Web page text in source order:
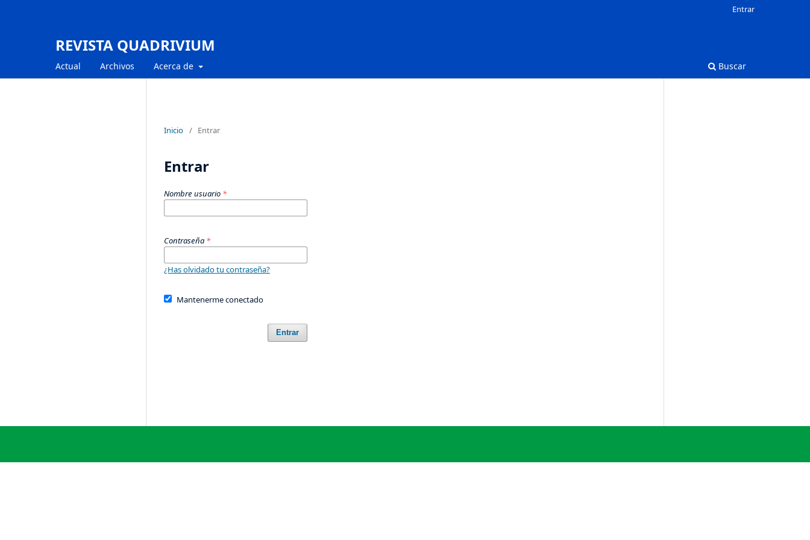
REVISTA QUADRIVIUM
Actual Archivos Acerca de Buscar
Entrar
Inicio / Entrar
Entrar
Nombre usuario *
Contraseña *
¿Has olvidado tu contraseña?
Mantenerme conectado
Entrar